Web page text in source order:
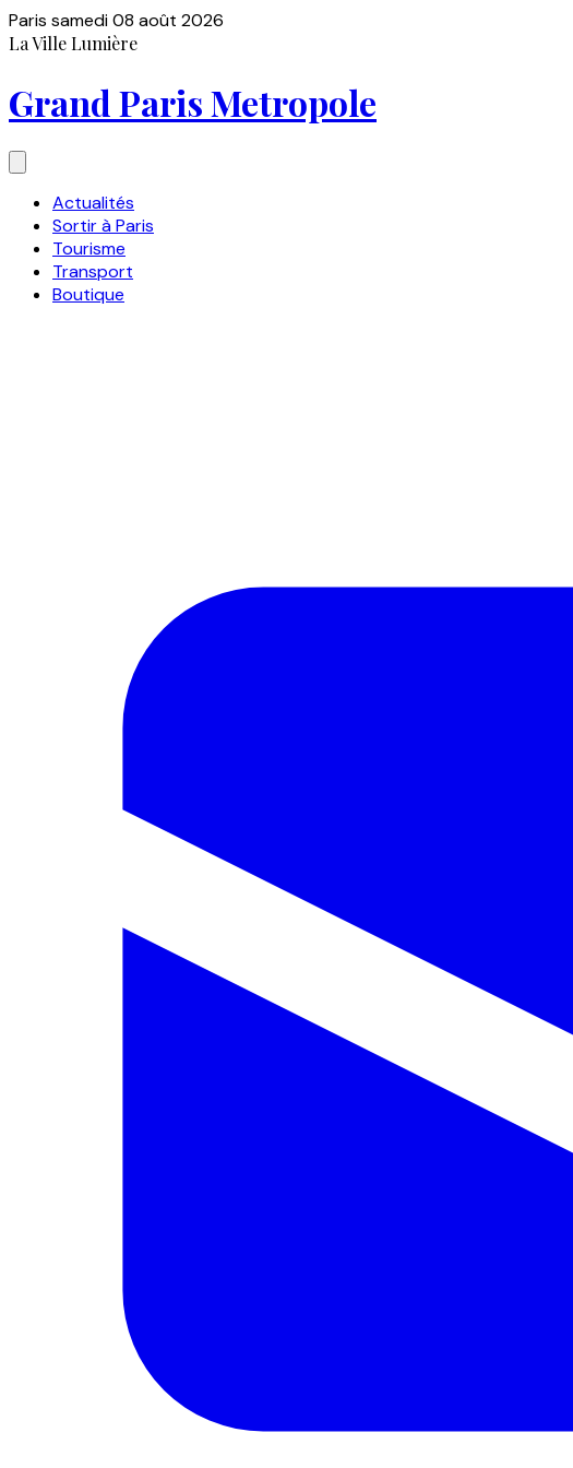
Paris samedi 08 août 2026
La Ville Lumière
Grand Paris Metropole
Actualités
Sortir à Paris
Tourisme
Transport
Boutique